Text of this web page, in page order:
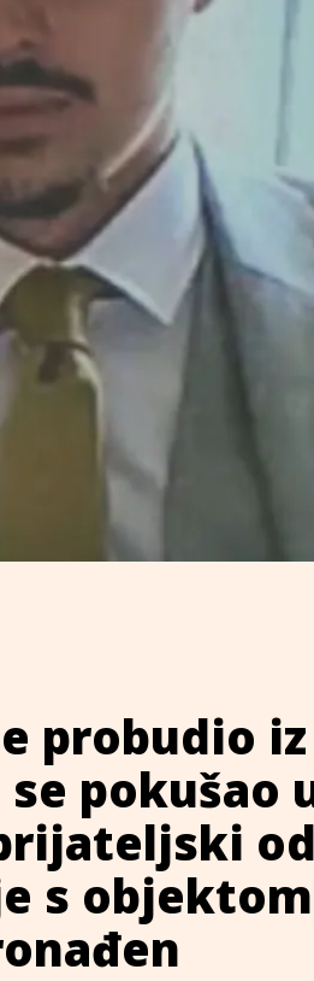
probudio
pokušao
s objektom